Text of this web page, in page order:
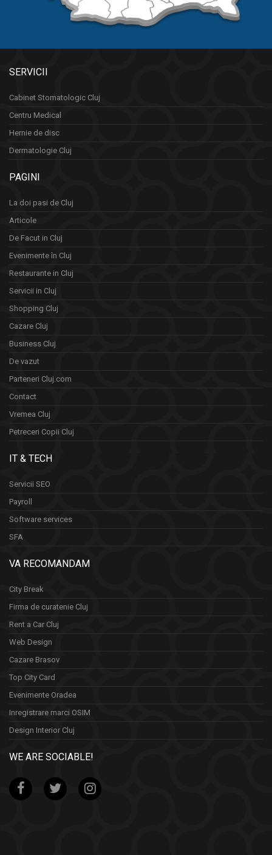
SERVICII
Cabinet Stomatologic Cluj
Centru Medical
Hernie de disc
Dermatologie Cluj
PAGINI
La doi pasi de Cluj
Articole
De Facut in Cluj
Evenimente în Cluj
Restaurante in Cluj
Servicii in Cluj
Shopping Cluj
Cazare Cluj
Business Cluj
De vazut
Parteneri Cluj.com
Contact
Vremea Cluj
Petreceri Copii Cluj
IT & TECH
Servicii SEO
Payroll
Software services
SFA
VA RECOMANDAM
City Break
Firma de curatenie Cluj
Rent a Car Cluj
Web Design
Cazare Brasov
Top City Card
Evenimente Oradea
Inregistrare marci OSIM
Design Interior Cluj
WE ARE SOCIABLE!